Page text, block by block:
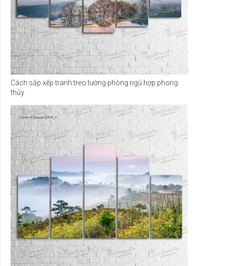
Cách sắp xếp tranh treo tường phòng ngủ hợp phong
thủy